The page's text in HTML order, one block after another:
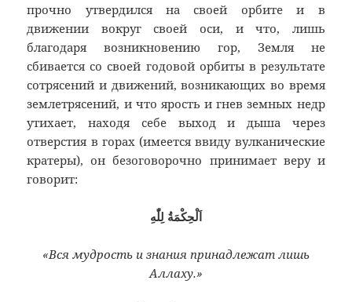
прочно утвердился на своей орбите и в
движении вокруг своей оси, и что, лишь
благодаря возникновению гор, Земля не
сбивается со своей годовой орбиты в результате
сотрясений и движений, возникающих во время
землетрясений, и что ярость и гнев земных недр
утихает, находя себе выход и дыша через
отверстия в горах (имеется ввиду вулканические
кратеры), он безоговорочно принимает веру и
говорит:
اَلْحِكْمَةُ لِلّٰهِ
«Вся мудрость и знания принадлежат лишь
Аллаху.»